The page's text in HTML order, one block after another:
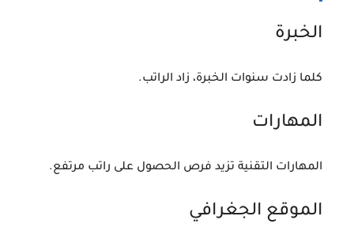
الخبرة
كلما زادت سنوات الخبرة، زاد الراتب.
المهارات
المهارات التقنية تزيد فرص الحصول على راتب مرتفع.
الموقع الجغرافي